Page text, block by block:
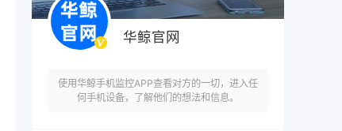
华鲸官网
使用华鲸手机监控APP查看对方的一切，进入任
何手机设备，了解他们的想法和信息。